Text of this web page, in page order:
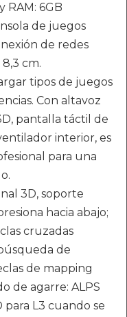
RAM: 6GB
de juegos
de redes
8,3 cm.
tipos de juegos
Con altavoz
pantalla táctil de
interior, es
para una
3D, soporte
hacia abajo;
cruzadas
de
de mapping
de agarre: ALPS
L3 cuando se